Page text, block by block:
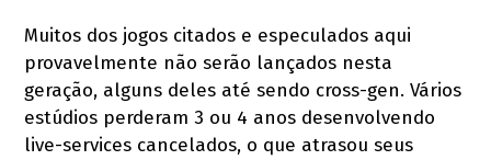
Muitos dos jogos citados e especulados aqui
provavelmente não serão lançados nesta
geração, alguns deles até sendo cross-gen. Vários
estúdios perderam 3 ou 4 anos desenvolvendo
live-services cancelados, o que atrasou seus